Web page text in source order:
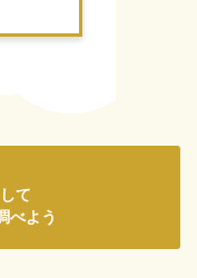
て
べよう